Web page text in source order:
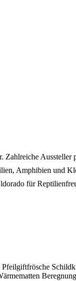
Amphibien und
für
Pfeilgiftfrösche